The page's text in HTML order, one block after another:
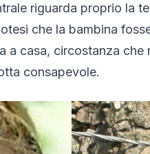
riguarda proprio la
che la bambina
a casa, circostanza
consapevole.